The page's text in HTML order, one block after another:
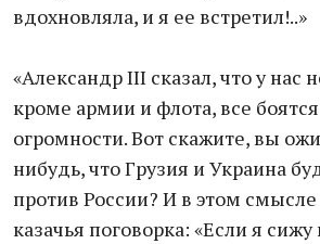
вдохновляла, и я ее встретил!..»
«Александр III сказал, что у нас
кроме армии и флота, все
огромности. Вот скажите, вы
нибудь, что Грузия и Украина
против России? И в этом
казачья поговорка: «Если я